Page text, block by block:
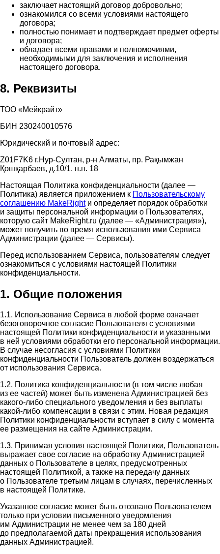
заключает настоящий договор добровольно;
ознакомился со всеми условиями настоящего
договора;
полностью понимает и подтверждает предмет оферты
и договора;
обладает всеми правами и полномочиями,
необходимыми для заключения и исполнения
настоящего договора.
8. Реквизиты
ТОО «Мейкрайт»
БИН 230240010576
Юридический и почтовый адрес:
Z01F7K6 г.Нур-Султан, р-н Алматы, пр. Рақымжан
Қошқарбаев, д.10/1. н.п. 18
Настоящая Политика конфиденциальности (далее —
Политика) является приложением к Пользовательскому
соглашению MakeRightи определяет порядок обработки
и защиты персональной информации о Пользователях,
которую сайт MakeRight.ru (далее — «Администрация»),
может получить во время использования ими Cервиса
Администрации (далее — Сервисы).
Перед использованием Сервиса, пользователям следует
ознакомиться с условиями настоящей Политики
конфиденциальности.
1. Общие положения
1.1. Использование Сервиса в любой форме означает
безоговорочное согласие Пользователя с условиями
настоящей Политики конфиденциальности и указанными
в ней условиями обработки его персональной информации.
В случае несогласия с условиями Политики
конфиденциальности Пользователь должен воздержаться
от использования Сервиса.
1.2. Политика конфиденциальности (в том числе любая
из ее частей) может быть изменена Администрацией без
какого-либо специального уведомления и без выплаты
какой-либо компенсации в связи с этим. Новая редакция
Политики конфиденциальности вступает в силу с момента
ее размещения на сайте Администрации.
1.3. Принимая условия настоящей Политики, Пользователь
выражает свое согласие на обработку Администрацией
данных о Пользователе в целях, предусмотренных
настоящей Политикой, а также на передачу данных
о Пользователе третьим лицам в случаях, перечисленных
в настоящей Политике.
Указанное согласие может быть отозвано Пользователем
только при условии письменного уведомления
им Администрации не менее чем за 180 дней
до предполагаемой даты прекращения использования
данных Администрацией.